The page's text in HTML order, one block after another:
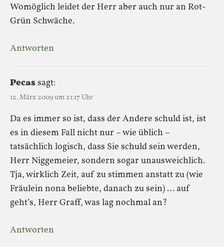
Womöglich leidet der Herr aber auch nur an Rot-
Grün Schwäche.
Antworten
Pecassagt:
12. März 2009 um 21:17 Uhr
Da es immer so ist, dass der Andere schuld ist, ist
es in diesem Fall nicht nur – wie üblich –
tatsächlich logisch, dass Sie schuld sein werden,
Herr Niggemeier, sondern sogar unausweichlich.
Tja, wirklich Zeit, auf zu stimmen anstatt zu (wie
Fräulein nona beliebte, danach zu sein) … auf
geht’s, Herr Graff, was lag nochmal an?
Antworten